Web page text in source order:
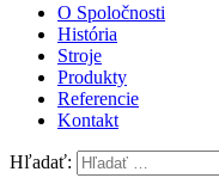
O Spoločnosti
História
Stroje
Produkty
Referencie
Kontakt
Hľadať: